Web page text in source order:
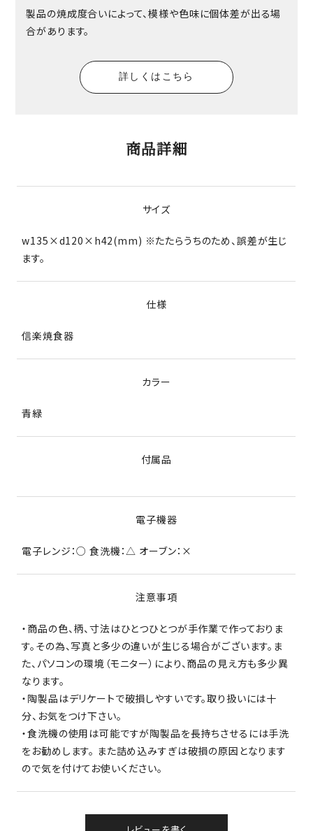
製品の焼成度合いによって、模様や色味に個体差が出る場
合があります。
詳しくはこちら
商品詳細
サイズ
w135×d120×h42(mm) ※たたらうちのため、誤差が生じ
ます。
仕様
信楽焼食器
カラー
青緑
付属品
電子機器
電子レンジ：○ 食洗機：△ オーブン：×
注意事項
・商品の色、柄、寸法はひとつひとつが手作業で作っておりま
す。その為、写真と多少の違いが生じる場合がございます。ま
た、パソコンの環境（モニター）により、商品の見え方も多少異
なります。
・陶製品はデリケートで破損しやすいです。取り扱いには十
分、お気をつけ下さい。
・食洗機の使用は可能ですが陶製品を長持ちさせるには手洗
をお勧めします。 また詰め込みすぎは破損の原因となります
ので気を付けてお使いください。